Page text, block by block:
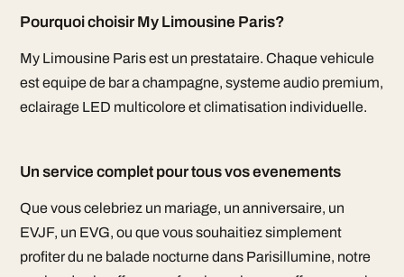
Pourquoi choisir My Limousine Paris?
My Limousine Paris est un prestataire. Chaque vehicule
est equipe de bar a champagne, systeme audio premium,
eclairage LED multicolore et climatisation individuelle.
Un service complet pour tous vos evenements
Que vous celebriez un mariage, un anniversaire, un
EVJF, un EVG, ou que vous souhaitiez simplement
profiter du ne balade nocturne dans Parisillumine, notre